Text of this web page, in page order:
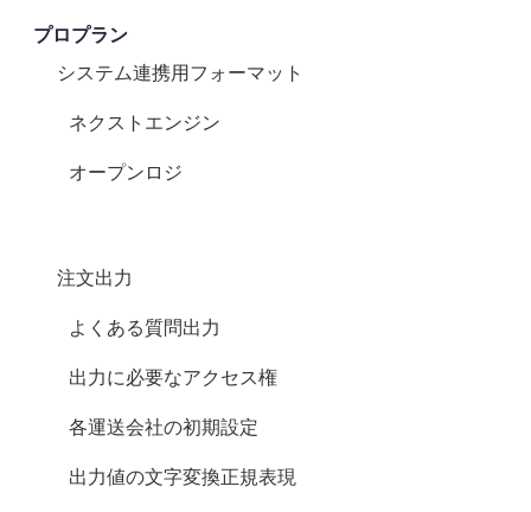
プロプラン
システム連携用フォーマット
ネクストエンジン
オープンロジ
注文CSV出力
よくある質問 (CSV出力)
CSV出力に必要なアクセス権
各運送会社の初期設定
出力値の文字変換 (正規表現)